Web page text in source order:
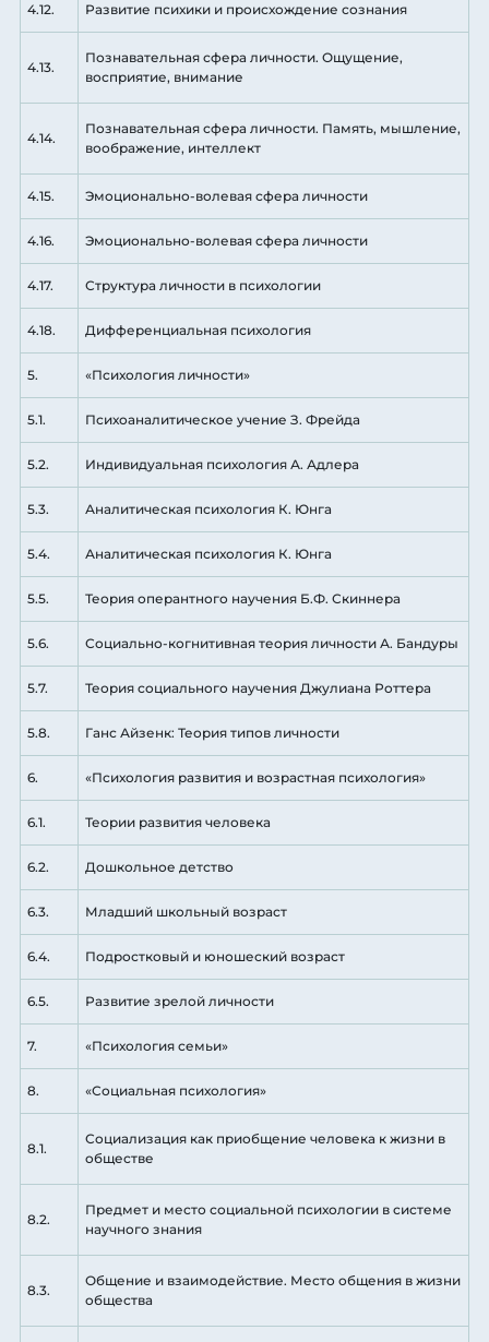
4.12. Развитие психики и происхождение сознания
4.13.
Познавательная сфера личности. Ощущение,
восприятие, внимание
4.14.
Познавательная сфера личности. Память, мышление,
воображение, интеллект
4.15. Эмоционально-волевая сфера личности
4.16. Эмоционально-волевая сфера личности
4.17. Структура личности в психологии
4.18. Дифференциальная психология
5. «Психология личности»
5.1. Психоаналитическое учение З. Фрейда
5.2. Индивидуальная психология А. Адлера
5.3. Аналитическая психология К. Юнга
5.4. Аналитическая психология К. Юнга
5.5. Теория оперантного научения Б.Ф. Скиннера
5.6. Социально-когнитивная теория личности А. Бандуры
5.7. Теория социального научения Джулиана Роттера
5.8. Ганс Айзенк: Теория типов личности
6. «Психология развития и возрастная психология»
6.1. Теории развития человека
6.2. Дошкольное детство
6.3. Младший школьный возраст
6.4. Подростковый и юношеский возраст
6.5. Развитие зрелой личности
7. «Психология семьи»
8. «Социальная психология»
8.1.
Социализация как приобщение человека к жизни в
обществе
8.2.
Предмет и место социальной психологии в системе
научного знания
8.3.
Общение и взаимодействие. Место общения в жизни
общества